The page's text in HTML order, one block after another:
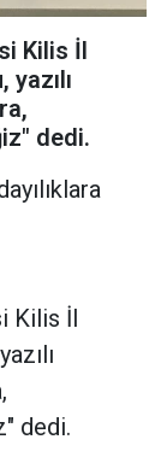
Kilis İl
dedi.
Kilis İl
dedi.